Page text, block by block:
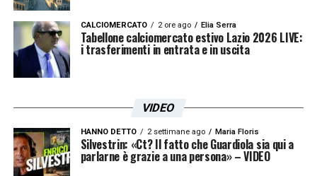
CALCIOMERCATO 2 ore ago Elia Serra
Tabellone calciomercato estivo Lazio 2026 LIVE:
i trasferimenti in entrata e in uscita
VIDEO
HANNO DETTO 2 settimane ago Maria Floris
Silvestrin: «Ct? Il fatto che Guardiola sia qui a
parlarne è grazie a una persona» – VIDEO